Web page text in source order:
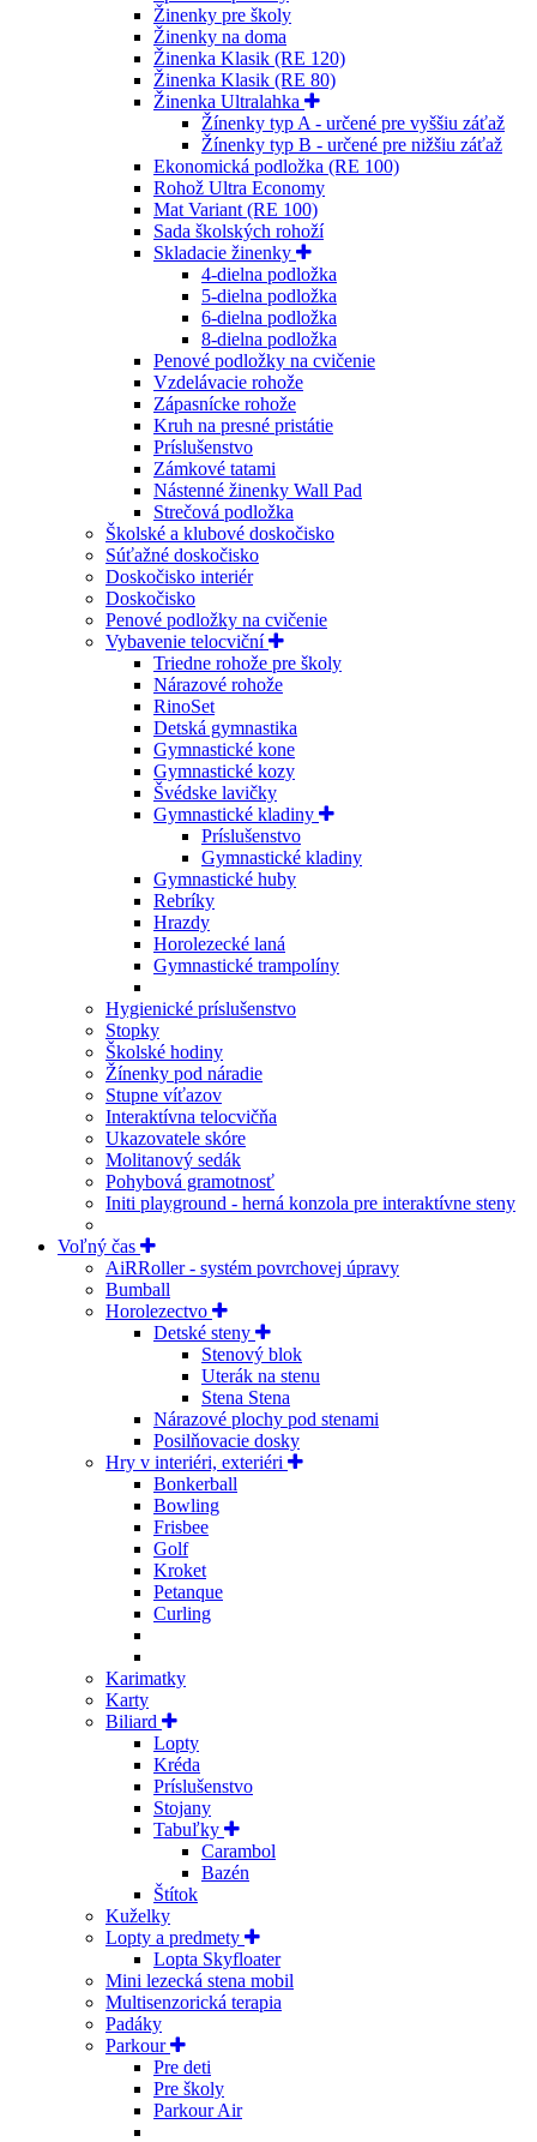
Žinenky pre školy
Žinenky na doma
Žinenka Klasik (RE 120)
Žinenka Klasik (RE 80)
Žinenka Ultralahka
Žínenky typ A - určené pre vyššiu záťaž
Žínenky typ B - určené pre nižšiu záťaž
Ekonomická podložka (RE 100)
Rohož Ultra Economy
Mat Variant (RE 100)
Sada školských rohoží
Skladacie žinenky
4-dielna podložka
5-dielna podložka
6-dielna podložka
8-dielna podložka
Penové podložky na cvičenie
Vzdelávacie rohože
Zápasnícke rohože
Kruh na presné pristátie
Príslušenstvo
Zámkové tatami
Nástenné žinenky Wall Pad
Strečová podložka
Školské a klubové doskočisko
Súťažné doskočisko
Doskočisko interiér
Doskočisko
Penové podložky na cvičenie
Vybavenie telocviční
Triedne rohože pre školy
Nárazové rohože
RinoSet
Detská gymnastika
Gymnastické kone
Gymnastické kozy
Švédske lavičky
Gymnastické kladiny
Príslušenstvo
Gymnastické kladiny
Gymnastické huby
Rebríky
Hrazdy
Horolezecké laná
Gymnastické trampolíny
Hygienické príslušenstvo
Stopky
Školské hodiny
Žínenky pod náradie
Stupne víťazov
Interaktívna telocvičňa
Ukazovatele skóre
Molitanový sedák
Pohybová gramotnosť
Initi playground - herná konzola pre interaktívne steny
Voľný čas
AiRRoller - systém povrchovej úpravy
Bumball
Horolezectvo
Detské steny
Stenový blok
Uterák na stenu
Stena Stena
Nárazové plochy pod stenami
Posilňovacie dosky
Hry v interiéri, exteriéri
Bonkerball
Bowling
Frisbee
Golf
Kroket
Petanque
Curling
Karimatky
Karty
Biliard
Lopty
Kréda
Príslušenstvo
Stojany
Tabuľky
Carambol
Bazén
Štítok
Kuželky
Lopty a predmety
Lopta Skyfloater
Mini lezecká stena mobil
Multisenzorická terapia
Padáky
Parkour
Pre deti
Pre školy
Parkour Air